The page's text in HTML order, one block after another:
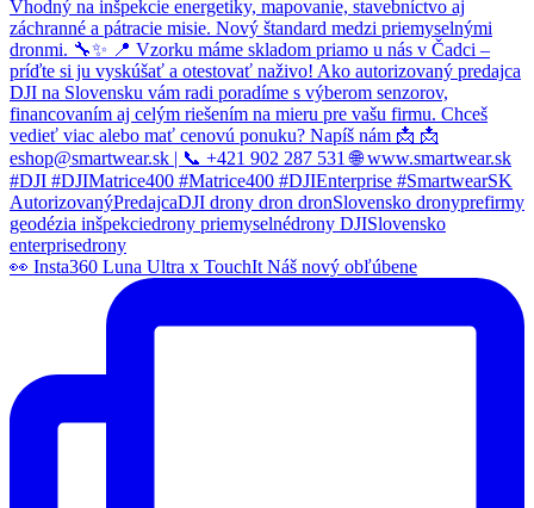
👀 Insta360 Luna Ultra x TouchIt Náš nový obľúbene